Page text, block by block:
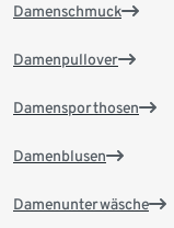
Damenschmuck
Damenpullover
Damensporthosen
Damenblusen
Damenunterwäsche